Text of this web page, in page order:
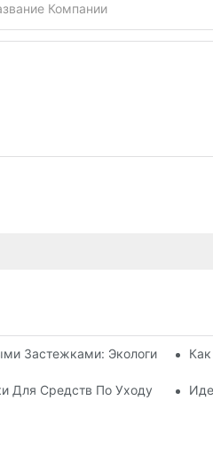
Компании
Застежками: Экологичные
Для Средств По Уходу За